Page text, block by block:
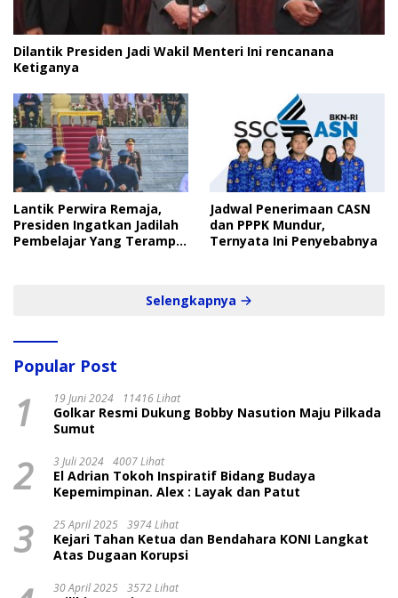
Dilantik Presiden Jadi Wakil Menteri Ini rencanana
Ketiganya
Lantik Perwira Remaja,
Presiden Ingatkan Jadilah
Pembelajar Yang Terampil
Jadwal Penerimaan CASN
dan PPPK Mundur,
Ternyata Ini Penyebabnya
Selengkapnya
Popular Post
1 19 Juni 2024 11416 Lihat
Golkar Resmi Dukung Bobby Nasution Maju Pilkada
Sumut
2 3 Juli 2024 4007 Lihat
El Adrian Tokoh Inspiratif Bidang Budaya
Kepemimpinan. Alex : Layak dan Patut
3 25 April 2025 3974 Lihat
Kejari Tahan Ketua dan Bendahara KONI Langkat
Atas Dugaan Korupsi
30 April 2025 3572 Lihat